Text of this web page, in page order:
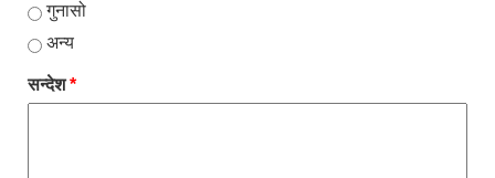
गुनासो
अन्य
सन्देश*